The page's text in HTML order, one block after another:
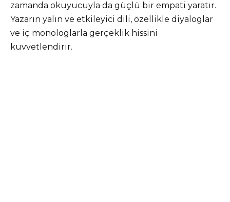
zamanda okuyucuyla da güçlü bir empati yaratır.
Yazarın yalın ve etkileyici dili, özellikle diyaloglar
ve iç monologlarla gerçeklik hissini
kuvvetlendirir.